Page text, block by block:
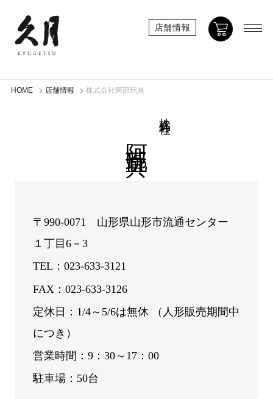
店舗情報
HOME 店舗情報 株式会社阿部玩具
〒990-0071 山形県山形市流通センター
１丁目6－3
TEL：023-633-3121
FAX：023-633-3126
定休日：1/4～5/6は無休 （人形販売期間中
につき）
営業時間：9：30～17：00
駐車場：50台